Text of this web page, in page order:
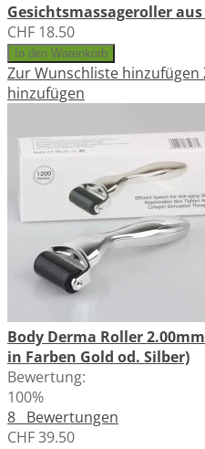
Gesichtsmassageroller
CHF 18.50
In den Warenkorb
Zur Wunschliste hinzufügen
hinzufügen
Body Derma Roller
in Farben Gold od. Silber)
Bewertung:
100%
8 Bewertungen
CHF 39.50